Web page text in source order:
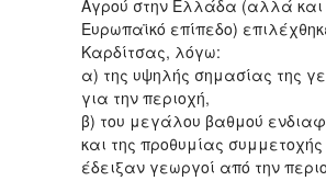
Αγρού στην Ελλάδα (αλλά και
Ευρωπαϊκό επίπεδο)
Καρδίτσας, λόγω:
α) της υψηλής σημασίας της
για την περιοχή,
β) του μεγάλου βαθμού
και της προθυμίας συμμετοχής
έδειξαν γεωργοί από την